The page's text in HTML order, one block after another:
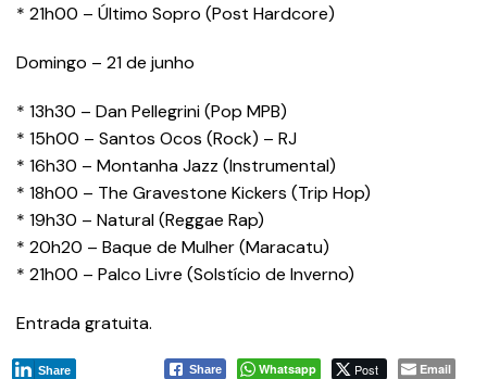
* 21h00 – Último Sopro (Post Hardcore)
Domingo – 21 de junho
* 13h30 – Dan Pellegrini (Pop MPB)
* 15h00 – Santos Ocos (Rock) – RJ
* 16h30 – Montanha Jazz (Instrumental)
* 18h00 – The Gravestone Kickers (Trip Hop)
* 19h30 – Natural (Reggae Rap)
* 20h20 – Baque de Mulher (Maracatu)
* 21h00 – Palco Livre (Solstício de Inverno)
Entrada gratuita.
Share Whatsapp Post Email
Share